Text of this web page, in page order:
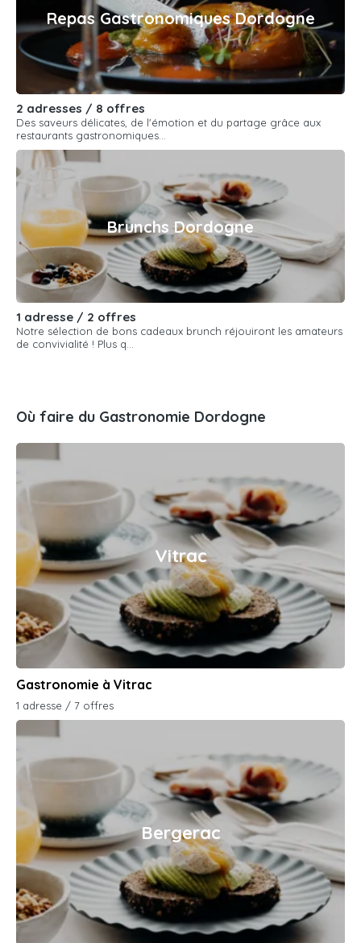
Repas Gastronomiques Dordogne
2 adresses / 8 offres
Des saveurs délicates, de l'émotion et du partage grâce aux
restaurants gastronomiques...
Brunchs Dordogne
1 adresse / 2 offres
Notre sélection de bons cadeaux brunch réjouiront les amateurs
de convivialité ! Plus q...
Où faire du Gastronomie Dordogne
Vitrac
Gastronomie à Vitrac
1 adresse / 7 offres
Bergerac